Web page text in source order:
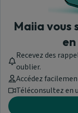
Maiia vous
Recevez des
oublier.
Accédez
Téléconsultez en